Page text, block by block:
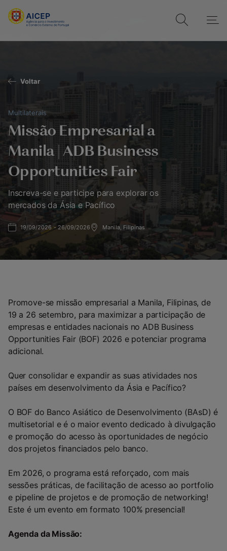
Voltar
Multilaterais
Missão Empresarial a
Manila | ADB Business
Opportunities Fair
Inscreva-se e participe para explorar os
mercados da Ásia e Pacífico
19/09/2026 - 26/09/2026 Manila, Filipinas
Promove-se missão empresarial a Manila, Filipinas, de
19 a 26 setembro, para maximizar a participação de
empresas e entidades nacionais no ADB Business
Opportunities Fair (BOF) 2026 e potenciar programa
adicional.
Quer consolidar e expandir as suas atividades nos
países em desenvolvimento da Ásia e Pacífico?
O BOF do Banco Asiático de Desenvolvimento (BAsD) é
multisetorial e é o maior evento dedicado à divulgação
e promoção do acesso às oportunidades de negócio
dos projetos financiados pelo banco.
Em 2026, o programa está reforçado, com mais
sessões práticas, de facilitação de acesso ao portfolio
e pipeline de projetos e de promoção de networking!
Este é um evento em formato 100% presencial!
Agenda da Missão: